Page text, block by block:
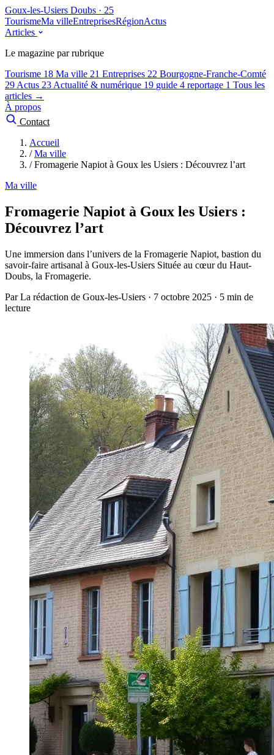
Goux-les-Usiers Doubs · 25
TourismeMa villeEntreprisesRégionActus
Articles
Le magazine par rubrique
Tourisme 18 Ma ville 21 Entreprises 22 Bourgogne-Franche-Comté
29 Actus 23 Actualité & numérique 19 guide 4 reportage 1 Tous les
articles →
À propos
Contact
Accueil
/ Ma ville
/ Fromagerie Napiot à Goux les Usiers : Découvrez l’art
Ma ville
Fromagerie Napiot à Goux les Usiers :
Découvrez l’art
Une immersion dans l’univers de la Fromagerie Napiot, bastion du
savoir-faire artisanal à Goux-les-Usiers Située au cœur du Haut-
Doubs, la Fromagerie.
Par La rédaction de Goux-les-Usiers · 7 octobre 2025 · 5 min de
lecture